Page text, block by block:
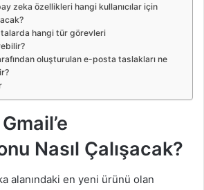
zeka özellikleri hangi kullanıcılar için
hangi tür görevleri
oluşturulan e-posta taslakları ne
Nasıl Çalışacak?
alanındaki en yeni ürünü olan